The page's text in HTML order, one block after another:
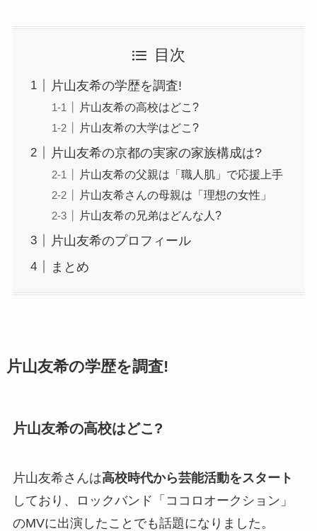
目次
片山友希の学歴を調査!
片山友希の高校はどこ?
片山友希の大学はどこ?
片山友希の京都の実家の家族構成は?
片山友希の父親は「職人肌」で応援上手
片山友希さんの母親は「理想の女性」
片山友希の兄弟はどんな人?
片山友希のプロフィール
まとめ
片山友希の学歴を調査!
片山友希の高校はどこ?
片山友希さんは高校時代から芸能活動をスタート
しており、ロックバンド「ココロオークション」
のMVに出演したことでも話題になりました。